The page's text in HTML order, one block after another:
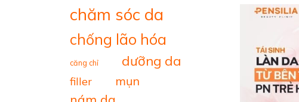
chăm sóc da
chống lão hóa
căng chỉ dưỡng da
filler mụn